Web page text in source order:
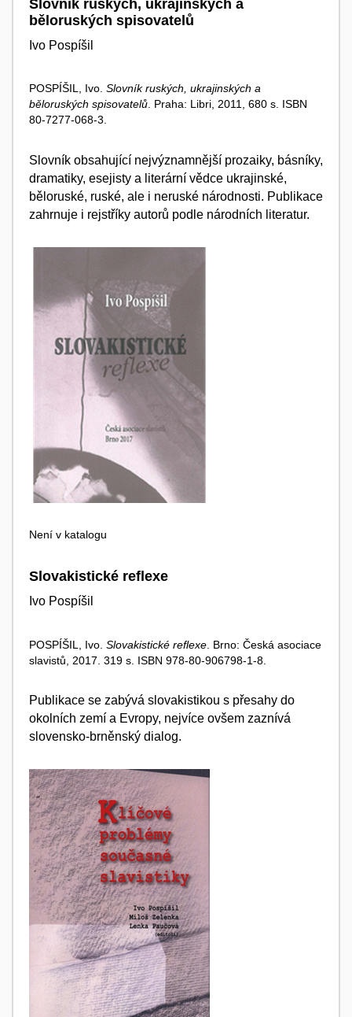
Slovník ruských, ukrajinských a
běloruských spisovatelů
Ivo Pospíšil
POSPÍŠIL, Ivo. Slovník ruských, ukrajinských a
běloruských spisovatelů . Praha: Libri, 2011, 680 s. ISBN
80-7277-068-3.
Slovník obsahující nejvýznamnější prozaiky, básníky,
dramatiky, esejisty a literární vědce ukrajinské,
běloruské, ruské, ale i neruské národnosti. Publikace
zahrnuje i rejstříky autorů podle národních literatur.
Není v katalogu
Slovakistické reflexe
Ivo Pospíšil
POSPÍŠIL, Ivo. Slovakistické reflexe . Brno: Česká asociace
slavistů, 2017. 319 s. ISBN 978-80-906798-1-8.
Publikace se zabývá slovakistikou s přesahy do
okolních zemí a Evropy, nejvíce ovšem zaznívá
slovensko-brněnský dialog.